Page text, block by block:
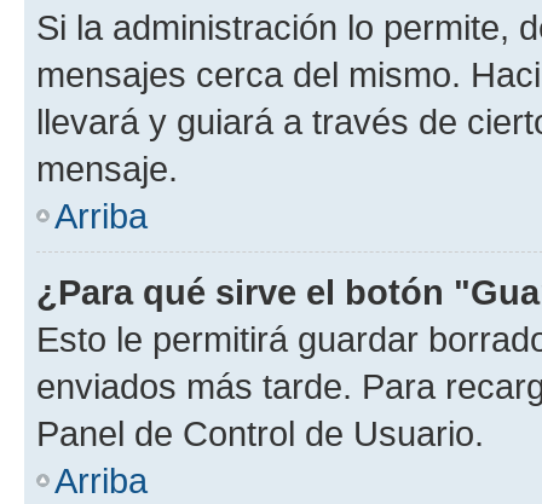
Si la administración lo permite,
mensajes cerca del mismo.
llevará y guiará a través de
mensaje.
Arriba
¿Para qué sirve el botón
Esto le permitirá guardar
enviados más tarde. Para
Panel de Control de Usuario.
Arriba